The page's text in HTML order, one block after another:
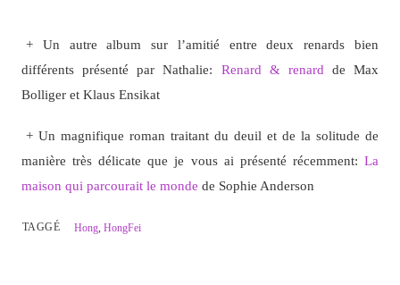
+ Un autre album sur l’amitié entre deux renards bien
différents présenté par Nathalie: Renard & renard de Max
Bolliger et Klaus Ensikat
+ Un magnifique roman traitant du deuil et de la solitude de
manière très délicate que je vous ai présenté récemment:La
maison qui parcourait le monde de Sophie Anderson
TAGGÉ Hong ,HongFei